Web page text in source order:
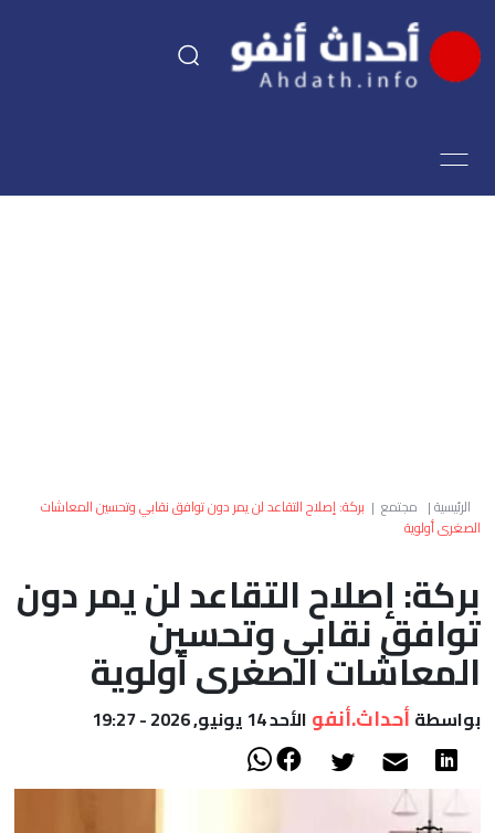
اقتصاد
العالم
الصحراء
الرئيسية| مجتمع | بركة: إصلاح التقاعد لن يمر دون توافق نقابي وتحسين المعاشات
الصغرى أولوية
بركة: إصلاح التقاعد لن يمر دون
توافق نقابي وتحسين
المعاشات الصغرى أولوية
بواسطة أحداث.أنفو الأحد 14 يونيو, 2026 - 19:27